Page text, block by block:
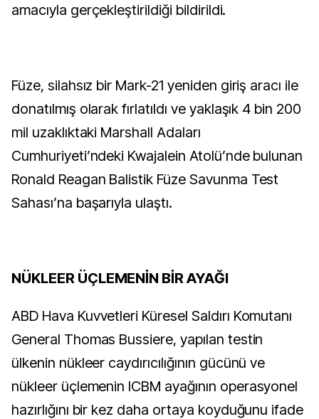
amacıyla gerçekleştirildiği bildirildi.
Füze, silahsız bir Mark-21 yeniden giriş aracı ile
donatılmış olarak fırlatıldı ve yaklaşık 4 bin 200
mil uzaklıktaki Marshall Adaları
Cumhuriyeti’ndeki Kwajalein Atolü’nde bulunan
Ronald Reagan Balistik Füze Savunma Test
Sahası’na başarıyla ulaştı.
NÜKLEER ÜÇLEMENİN BİR AYAĞI
ABD Hava Kuvvetleri Küresel Saldırı Komutanı
General Thomas Bussiere, yapılan testin
ülkenin nükleer caydırıcılığının gücünü ve
nükleer üçlemenin ICBM ayağının operasyonel
hazırlığını bir kez daha ortaya koyduğunu ifade